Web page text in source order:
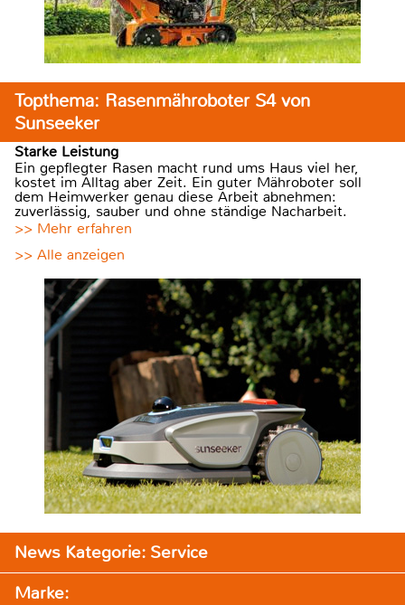
Topthema: Rasenmähroboter S4 von
Sunseeker
Starke Leistung
Ein gepflegter Rasen macht rund ums Haus viel her,
kostet im Alltag aber Zeit. Ein guter Mähroboter soll
dem Heimwerker genau diese Arbeit abnehmen:
zuverlässig, sauber und ohne ständige Nacharbeit.
>> Mehr erfahren
>> Alle anzeigen
News Kategorie: Service
Marke: